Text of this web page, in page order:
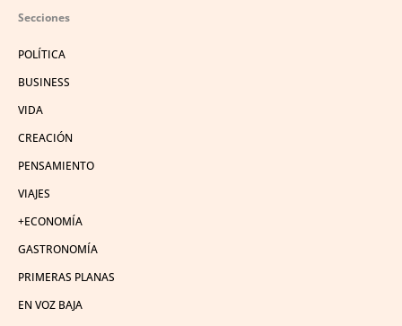
Secciones
POLÍTICA
BUSINESS
VIDA
CREACIÓN
PENSAMIENTO
VIAJES
+ECONOMÍA
GASTRONOMÍA
PRIMERAS PLANAS
EN VOZ BAJA